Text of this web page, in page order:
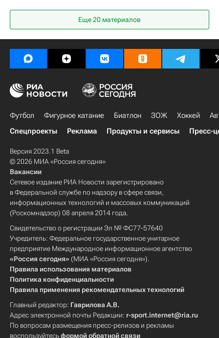
Олимпийские игры
Сборная России по хоккею с шайбой
Еще 20 материалов
Футбол Фигурное катание Биатлон ЗОЖ Хоккей
Спецпроекты
Реклама Продукты и сервисы Пресс-
Версия 2023.1 Beta
© 2026 МИА «Россия сегодня»
Вакансии
Сетевое издание РИА Новости зарегистрировано
в Федеральной службе по надзору в сфере связи,
информационных технологий и массовых коммуникаций
(Роскомнадзор) 08 апреля 2014 года.
Свидетельство о регистрации Эл № ФС77-57640
Учредитель: Федеральное государственное унитарное
предприятие Международное информационное агентство
«Россия сегодня» (МИА «Россия сегодня»).
Правила использования материалов
Политика конфиденциальности
Правила применения рекомендательных технологий
Главный редактор: Гаврилова А.В.
Адрес электронной почты Редакции: r-sport.internet@ria.ru
По вопросам размещения пресс-релизов и рекламы
воспользуйтесьформой обратной связи